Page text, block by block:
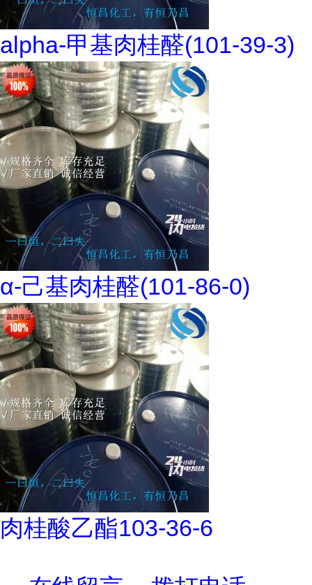
alpha-甲基肉桂醛(101-39-3)
α-己基肉桂醛(101-86-0)
肉桂酸乙酯103-36-6